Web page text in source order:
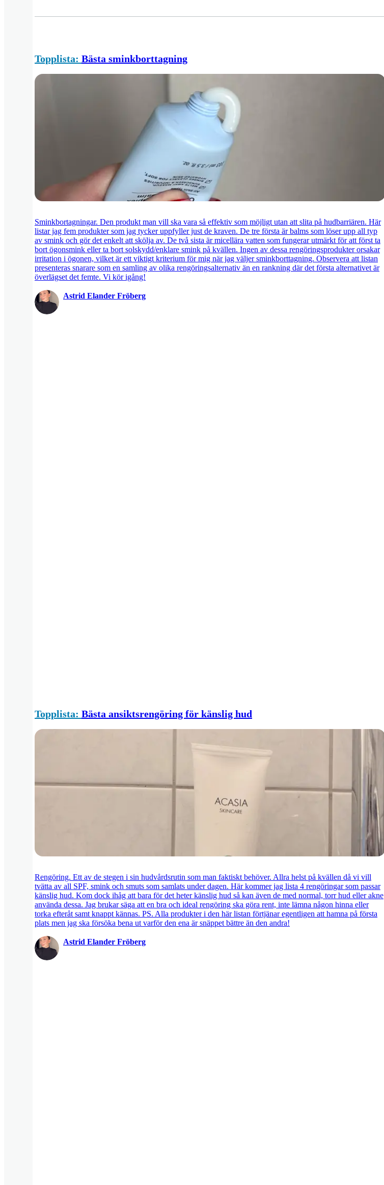
Topplista: Bästa sminkborttagning
Sminkbortagningar. Den produkt man vill ska vara så effektiv som möjligt utan att slita på hudbarriären. Här
listar jag fem produkter som jag tycker uppfyller just de kraven. De tre första är balms som löser upp all typ
av smink och gör det enkelt att skölja av. De två sista är micellära vatten som fungerar utmärkt för att först ta
bort ögonsmink eller ta bort solskydd/enklare smink på kvällen. Ingen av dessa rengöringsprodukter orsakar
irritation i ögonen, vilket är ett viktigt kriterium för mig när jag väljer sminkborttagning. Observera att listan
presenteras snarare som en samling av olika rengöringsalternativ än en rankning där det första alternativet är
överlägset det femte. Vi kör igång!
Astrid Elander Fröberg
Topplista: Bästa ansiktsrengöring för känslig hud
Rengöring. Ett av de stegen i sin hudvårdsrutin som man faktiskt behöver. Allra helst på kvällen då vi vill
tvätta av all SPF, smink och smuts som samlats under dagen. Här kommer jag lista 4 rengöringar som passar
känslig hud. Kom dock ihåg att bara för det heter känslig hud så kan även de med normal, torr hud eller akne
använda dessa. Jag brukar säga att en bra och ideal rengöring ska göra rent, inte lämna någon hinna eller
torka efteråt samt knappt kännas. PS. Alla produkter i den här listan förtjänar egentligen att hamna på första
plats men jag ska försöka bena ut varför den ena är snäppet bättre än den andra!
Astrid Elander Fröberg